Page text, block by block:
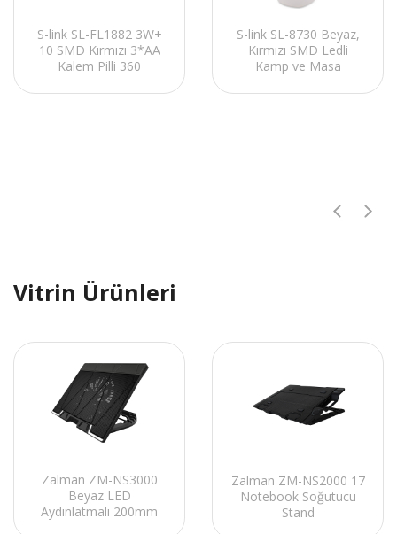
S-link SL-FL1882 3W+
10 SMD Kırmızı 3*AA
Kalem Pilli 360
Masa Lambası
S-link SL-8730 Beyaz,
Kırmızı SMD Ledli
Kamp ve Masa
Vitrin Ürünleri
Zalman ZM-NS3000
Beyaz LED
Aydınlatmalı 200mm
Zalman ZM-NS2000 17
Notebook Soğutucu
Stand